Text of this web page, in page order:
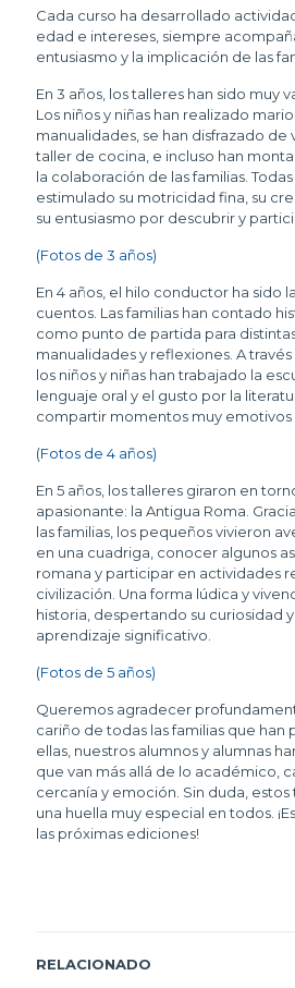
Cada curso ha desarrollado
edad e intereses, siempre
entusiasmo y la implicación de las
En 3 años, los talleres han sido muy
Los niños y niñas han realizado
manualidades, se han disfrazado de
taller de cocina, e incluso han
la colaboración de las familias.
estimulado su motricidad fina, su
su entusiasmo por descubrir y
(Fotos de 3 años)
En 4 años, el hilo conductor ha sido
cuentos. Las familias han contado
como punto de partida para
manualidades y reflexiones. A
los niños y niñas han trabajado la
lenguaje oral y el gusto por la
compartir momentos muy emotivos
(Fotos de 4 años)
En 5 años, los talleres giraron en
apasionante: la Antigua Roma.
las familias, los pequeños vivieron
en una cuadriga, conocer algunos
romana y participar en actividades
civilización. Una forma lúdica y
historia, despertando su curiosidad
aprendizaje significativo.
(Fotos de 5 años)
Queremos agradecer
cariño de todas las familias que han
ellas, nuestros alumnos y alumnas
que van más allá de lo académico,
cercanía y emoción. Sin duda,
una huella muy especial en todos.
las próximas ediciones!
RELACIONADO